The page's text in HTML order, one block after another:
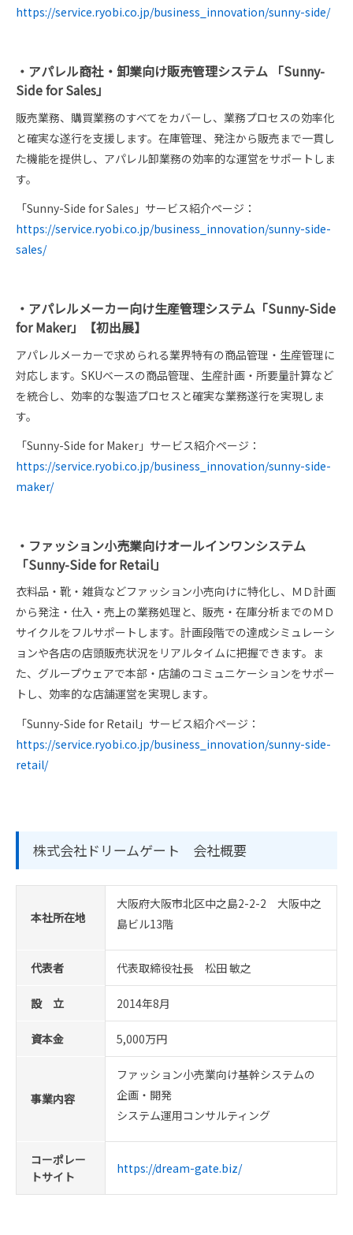
https://service.ryobi.co.jp/business_innovation/sunny-side/
・アパレル商社・卸業向け販売管理システム 「Sunny-
Side for Sales」
販売業務、購買業務のすべてをカバーし、業務プロセスの効率化
と確実な遂行を支援します。在庫管理、発注から販売まで一貫し
た機能を提供し、アパレル卸業務の効率的な運営をサポートしま
す。
「Sunny-Side for Sales」サービス紹介ページ：
https://service.ryobi.co.jp/business_innovation/sunny-side-
sales/
・アパレルメーカー向け生産管理システム「Sunny-Side
for Maker」【初出展】
アパレルメーカーで求められる業界特有の商品管理・生産管理に
対応します。SKUベースの商品管理、生産計画・所要量計算など
を統合し、効率的な製造プロセスと確実な業務遂行を実現しま
す。
「Sunny-Side for Maker」サービス紹介ページ：
https://service.ryobi.co.jp/business_innovation/sunny-side-
maker/
・ファッション小売業向けオールインワンシステム
「Sunny-Side for Retail」
衣料品・靴・雑貨などファッション小売向けに特化し、ＭＤ計画
から発注・仕入・売上の業務処理と、販売・在庫分析までのＭＤ
サイクルをフルサポートします。計画段階での達成シミュレーシ
ョンや各店の店頭販売状況をリアルタイムに把握できます。ま
た、グループウェアで本部・店舗のコミュニケーションをサポー
トし、効率的な店舗運営を実現します｡
「Sunny-Side for Retail」サービス紹介ページ：
https://service.ryobi.co.jp/business_innovation/sunny-side-
retail/
株式会社ドリームゲート 会社概要
本社所在地
大阪府大阪市北区中之島2-2-2 大阪中之
島ビル13階
代表者 代表取締役社長 松田 敏之
設 立 2014年8月
資本金 5,000万円
事業内容
ファッション小売業向け基幹システムの
企画・開発
システム運用コンサルティング
コーポレー
トサイト
https://dream-gate.biz/